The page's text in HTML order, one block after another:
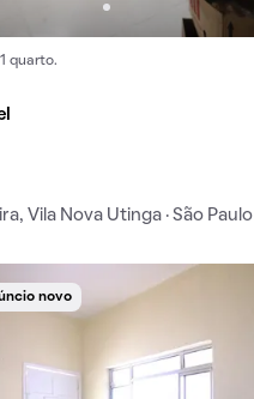
quarto.
Vila Nova Utinga · São Paulo
novo